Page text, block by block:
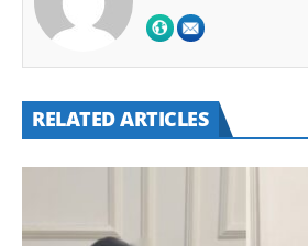
RELATED ARTICLES